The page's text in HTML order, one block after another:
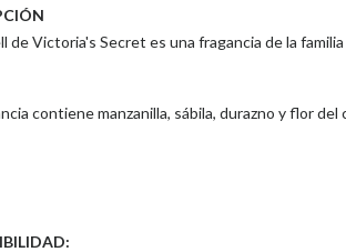
de Victoria's Secret es una fragancia de la
contiene manzanilla, sábila, durazno y flor del